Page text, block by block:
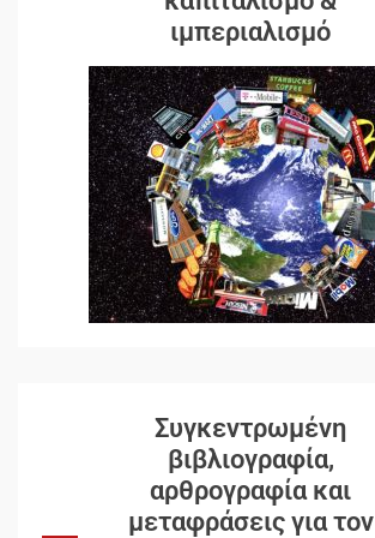
ιμπεριαλισμό
Συγκεντρωμένη
βιβλιογραφία,
αρθρογραφία και
μεταφράσεις για τον